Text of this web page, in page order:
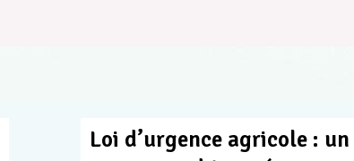
Loi d’urgence agricole : un